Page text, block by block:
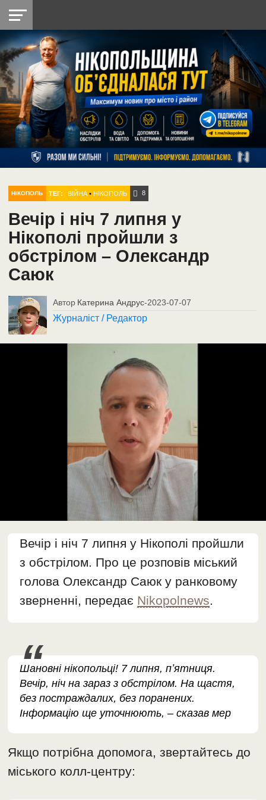
НІКОПОЛЬ
РАЙОН
СІЧЕСЛАВСЬКА
УКРАЇНА
РЕТРО
НІКОПОЛЬ
ЛАЙТ
УКРАЇНА
ДОПОМОГА
РАДІО
НІКОПОЛЬ ТЕГ: ВІЙНА •НІКОПОЛЬ 8
Вечір і ніч 7 липня у
Нікополі пройшли з
обстрілом – Олександр
Саюк
Автор Катерина Андрус-2023-07-07
Журналіст / Редактор
Вечір і ніч 7 липня у Нікополі пройшли
з обстрілом. Про це розповів міський
голова Олександр Саюк у ранковому
зверненні, передає Nikopolnews.
Шановні нікопольці! 7 липня, пʼятниця.
Вечір, ніч на зараз з обстрілом. На щастя,
без постраждалих, без поранених.
Інформацію ще уточнюють, – сказав мер
Якщо потрібна допомога, звертайтесь до
міського колл-центру: